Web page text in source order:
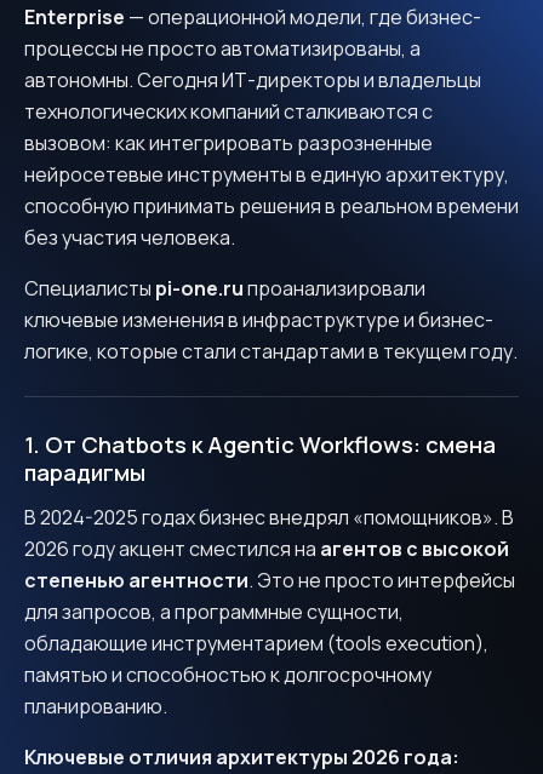
Enterprise — операционной модели, где бизнес-
процессы не просто автоматизированы, а
автономны. Сегодня ИТ-директоры и владельцы
технологических компаний сталкиваются с
вызовом: как интегрировать разрозненные
нейросетевые инструменты в единую архитектуру,
способную принимать решения в реальном времени
без участия человека.
Специалисты pi-one.ruпроанализировали
ключевые изменения в инфраструктуре и бизнес-
логике, которые стали стандартами в текущем году.
1. От Chatbots к Agentic Workflows: смена
парадигмы
В 2024-2025 годах бизнес внедрял «помощников». В
2026 году акцент сместился на агентов с высокой
степенью агентности. Это не просто интерфейсы
для запросов, а программные сущности,
обладающие инструментарием (tools execution),
памятью и способностью к долгосрочному
планированию.
Ключевые отличия архитектуры 2026 года: